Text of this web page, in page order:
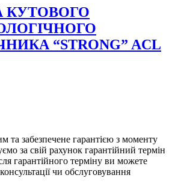
КУТОВОГО
“STRONG” ACL
та забезпечене гарантією з моменту
за свій рахунок гарантійний термін
гарантійного терміну ви можете
чи обслуговування